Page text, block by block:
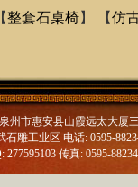
整套石桌椅】 【仿
州市惠安县山霞远太大厦
雕工业区 电话: 0595-
传真: 0595-